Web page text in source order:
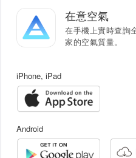
在意空氣
在手機上實時查詢
家的空氣質量。
iPhone, iPad
Android